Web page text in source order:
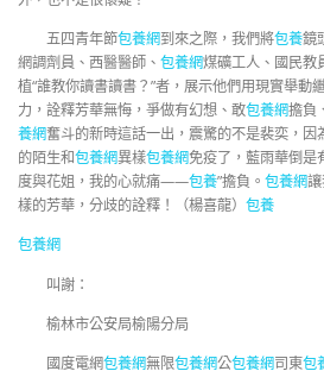
五四青年節包養網到來之際，我們將包養鏡
網調劑員、西醫醫師、 包養網煤礦工人、國民教
植“誰教你讀書讀書？”者，展示他們用現實舉動
力，詮釋芳華無悔，爭做有幻想、敢包養網擔負
養網奮斗的新時這話一出，震驚的不是裴奕，因
的陌生和包養網異樣包養網免疫了，藍雨華倒是
度與花姐，我的心就痛——包養”擔負。 包養網
樣的芳華，分歧的詮釋！（楊喜龍） 包養
包養網
叫謝：
榆林市公安局榆陽分局
國度電網包養網無限包養網公包養網司東包